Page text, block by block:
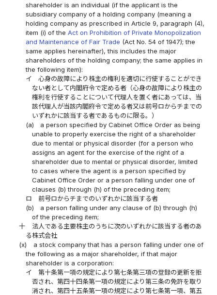
shareholder is an individual (if the applicant is the
subsidiary company of a holding company (meaning a
holding company as prescribed in Article 9, paragraph (4),
item (i) of the Act on Prohibition of Private Monopolization
and Maintenance of Fair Trade (Act No. 54 of 1947); the
same applies hereinafter), this includes the major
shareholders of the holding company; the same applies in
the following item):
イ
心身の故障により株主の権利を適切に行使することができ
ない者として内閣府令で定める者（心身の故障により株主の
権利を行使することについて代理人を置く者にあっては、当
該代理人が当該内閣府令で定める者又は前号ロからチまでの
いずれかに該当する者であるものに限る。）
(a)
a person specified by Cabinet Office Order as being
unable to properly exercise the right of a shareholder
due to mental or physical disorder (for a person who
assigns an agent for the exercise of the right of a
shareholder due to mental or physical disorder, limited
to cases where the agent is a person specified by
Cabinet Office Order or a person falling under one of
clauses (b) through (h) of the preceding item;
ロ
前号ロからチまでのいずれかに該当する者
(b)
a person falling under any clause of (b) through (h)
of the preceding item;
十
法人である主要株主のうちに次のいずれかに該当する者のあ
る株式会社
(x)
a stock company that has a person falling under one of
the following as a major shareholder, if that major
shareholder is a corporation:
イ
第十条第一項の規定により第七条第三項の登録の更新を拒
否され、第四十四条第一項の規定により第三条の免許を取り
消され、第四十五条第一項の規定により第七条第一項、第五